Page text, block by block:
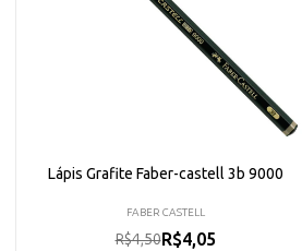
Lápis Grafite Faber-castell 3b 9000
FABER CASTELL
R$4,50R$4,05